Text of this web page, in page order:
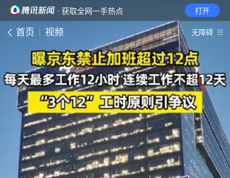
· 获取全网一手热点 打开
首页 视频 无障碍